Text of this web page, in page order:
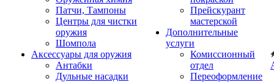
Патчи, Тампоны
Центры для чистки
оружия
Шомпола
Аксессуары для оружия
Антабки
Дульные насадки
Прейскурант
мастерской
Дополнительные
услуги
Комиссионный
отдел
Переоформление